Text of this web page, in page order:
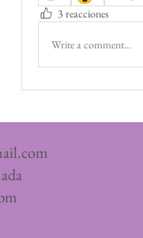
3 reacciones
Write a comment...